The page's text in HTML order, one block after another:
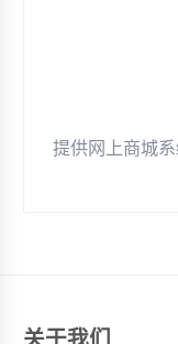
提供网上商城
关于我们